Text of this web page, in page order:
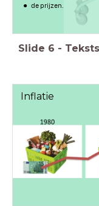
de prijzen.
Slide 6 -
Inflatie